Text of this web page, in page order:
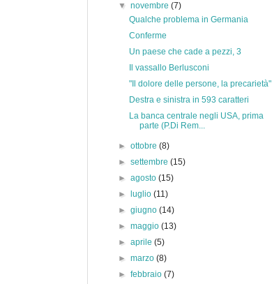
▼novembre(7)
Qualche problema in Germania
Conferme
Un paese che cade a pezzi, 3
Il vassallo Berlusconi
"Il dolore delle persone, la precarietà"
Destra e sinistra in 593 caratteri
La banca centrale negli USA, prima
parte (P.Di Rem...
►ottobre(8)
►settembre(15)
►agosto(15)
►
luglio(11)
►giugno(14)
►maggio(13)
►aprile(5)
►marzo(8)
►febbraio(7)